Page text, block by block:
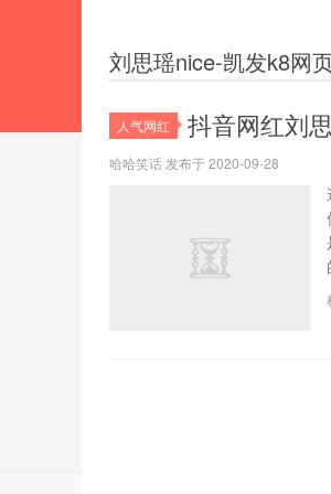
刘思瑶nice-凯发k8网
人气网红 抖音网红刘
哈哈笑话 发布于 2020-09-28